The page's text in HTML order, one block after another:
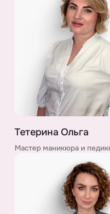
Тетерина Ольга
Мастер маникюра и